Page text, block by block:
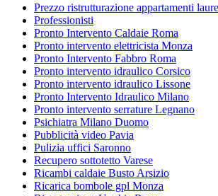
Prezzo ristrutturazione appartamenti
Professionisti
Pronto Intervento Caldaie Roma
Pronto intervento elettricista Monza
Pronto Intervento Fabbro Roma
Pronto intervento idraulico Corsico
Pronto intervento idraulico Lissone
Pronto Intervento Idraulico Milano
Pronto intervento serrature Legnano
Psichiatra Milano Duomo
Pubblicità video Pavia
Pulizia uffici Saronno
Recupero sottotetto Varese
Ricambi caldaie Busto Arsizio
Ricarica bombole gpl Monza